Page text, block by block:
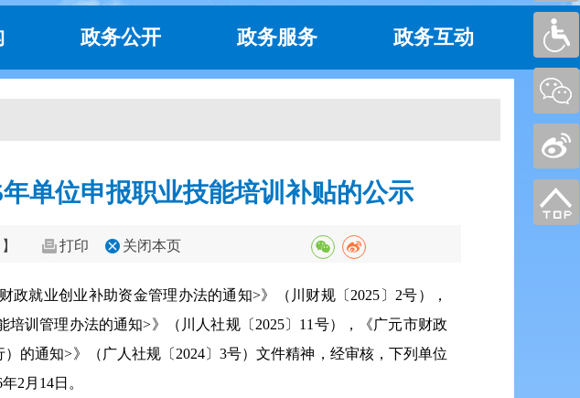
政务公开 政务服务 政务互动
单位申报职业技能培训补贴的公示
】 打印 关闭本页
就业创业补助资金管理办法的通知>》（川财规〔2025〕2号），
训管理办法的通知>》（川人社规〔2025〕11号），《广元市财政
的通知>》（广人社规〔2024〕3号）文件精神，经审核，下列单位
2月14日。